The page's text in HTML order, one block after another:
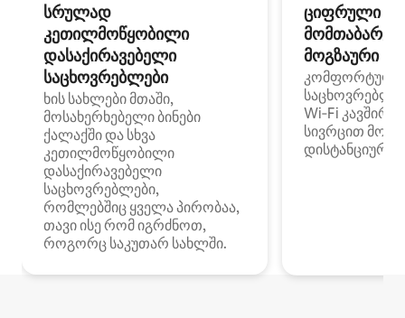
სრულად
კეთილმოწყობილი
დასაქირავებელი
საცხოვრებლები
ხის სახლები მთაში,
მოსახერხებელი ბინები
ქალაქში და სხვა
კეთილმოწყობილი
დასაქირავებელი
საცხოვრებლები,
რომლებშიც ყველა პირობაა,
თავი ისე რომ იგრძნოთ,
როგორც საკუთარ სახლში.
ციფრული
მოგზაური
კომფორტული
Wi‑Fi
სივრცით
დისტანციური